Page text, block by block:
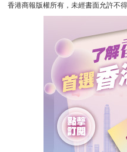
香港商報版權所有，未經書面允許不得